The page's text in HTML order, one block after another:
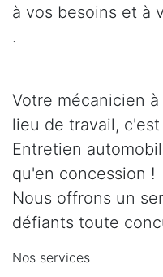
à vos besoins et à
.
Votre mécanicien
lieu de travail,
Entretien
qu'en concession !
Nous offrons un
défiants toute
Nos services